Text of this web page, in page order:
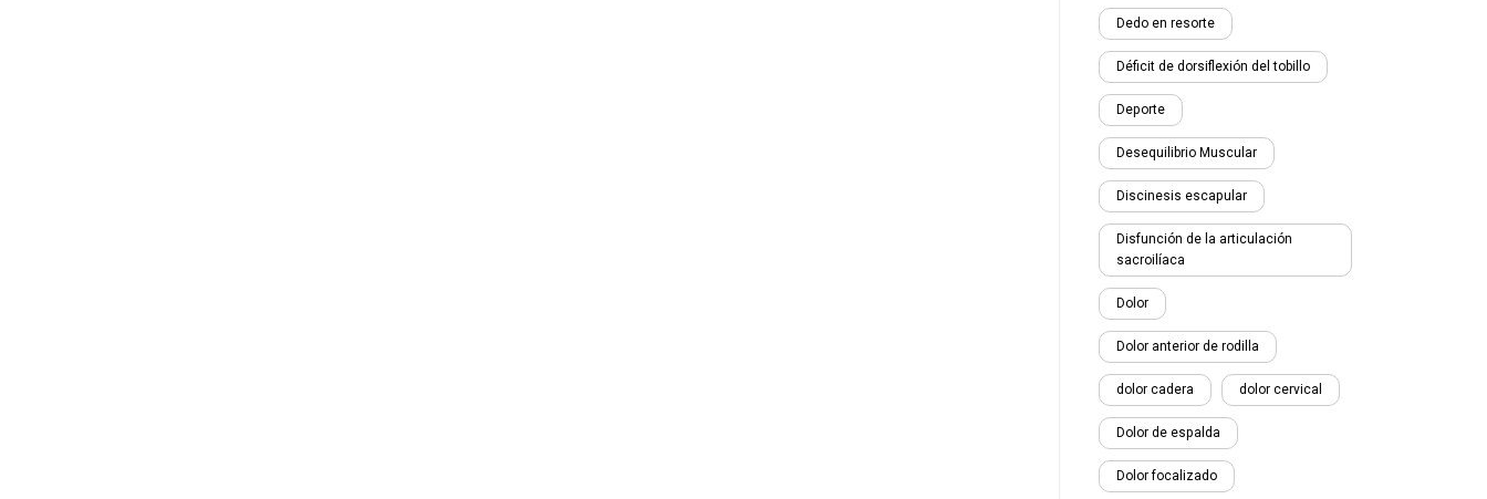
Dedo en resorte
Déficit de dorsiflexión del tobillo
Deporte
Desequilibrio Muscular
Discinesis escapular
Disfunción de la articulación
sacroilíaca
Dolor
Dolor anterior de rodilla
dolor cadera dolor cervical
Dolor de espalda
Dolor focalizado